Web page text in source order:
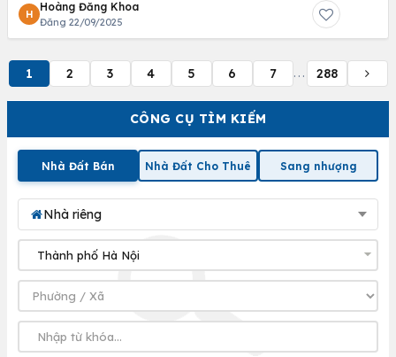
CÔNG CỤ TÌM KIẾM
Nhà Đất Bán Nhà Đất Cho Thuê Sang nhượng
Nhà riêng
H
Hoàng Đăng Khoa
Đăng 22/09/2025
1 2 3 4 5 6 7 ... 288